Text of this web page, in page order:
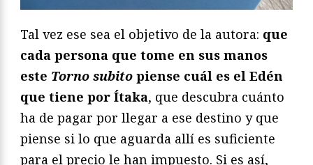
Tal vez ese sea el objetivo de la autora: que
cada persona que tome en sus manos
este Torno subito piense cuál es el Edén
que tiene por Ítaka, que descubra cuánto
ha de pagar por llegar a ese destino y que
piense si lo que aguarda allí es suficiente
para el precio le han impuesto. Si es así,